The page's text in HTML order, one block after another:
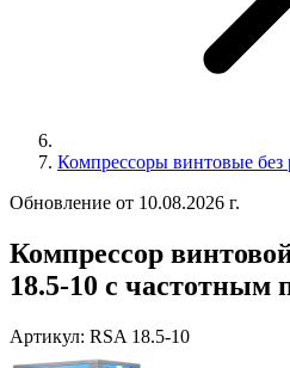
Компрессоры винтовые без
Обновление от 10.08.2026 г.
Компрессор
18.5-10 с частотным
Артикул: RSA 18.5-10